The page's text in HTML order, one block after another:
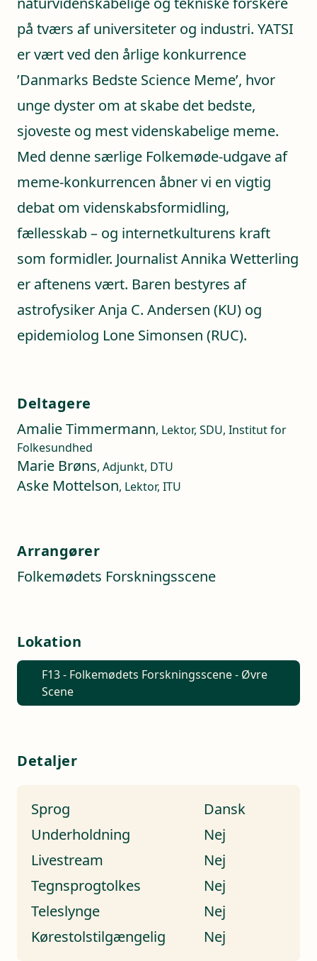
på tværs af universiteter og industri. YATSI
er vært ved den årlige konkurrence
’Danmarks Bedste Science Meme’, hvor
unge dyster om at skabe det bedste,
sjoveste og mest videnskabelige meme.
Med denne særlige Folkemøde-udgave af
meme-konkurrencen åbner vi en vigtig
debat om videnskabsformidling,
fællesskab – og internetkulturens kraft
som formidler. Journalist Annika Wetterling
er aftenens vært. Baren bestyres af
astrofysiker Anja C. Andersen (KU) og
epidemiolog Lone Simonsen (RUC).
Deltagere
Amalie Timmermann, Lektor, SDU, Institut for
Folkesundhed
Marie Brøns, Adjunkt, DTU
Aske Mottelson, Lektor, ITU
Arrangører
Folkemødets Forskningsscene
Lokation
F13 - Folkemødets Forskningsscene - Øvre
Scene
Detaljer
Sprog
Dansk
Underholdning
Nej
Livestream
Nej
Tegnsprogtolkes
Nej
Teleslynge
Nej
Kørestolstilgængelig
Nej